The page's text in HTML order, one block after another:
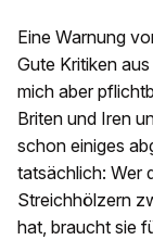
Eine Warnung
Gute Kritiken
mich aber
Briten und Iren
schon einiges
tatsächlich: Wer
Streichhölzern
hat, braucht sie